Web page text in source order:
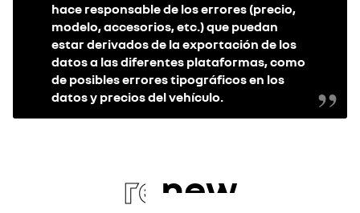
hace responsable de los errores (precio,
modelo, accesorios, etc.) que puedan
estar derivados de la exportación de los
datos a las diferentes plataformas, como
de posibles errores tipográficos en los
datos y precios del vehículo.
re new